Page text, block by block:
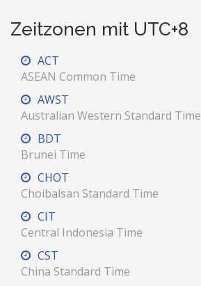
Zeitzonen mit UTC+8
ACT
ASEAN Common Time
AWST
Australian Western Standard Time
BDT
Brunei Time
CHOT
Choibalsan Standard Time
CIT
Central Indonesia Time
CST
China Standard Time